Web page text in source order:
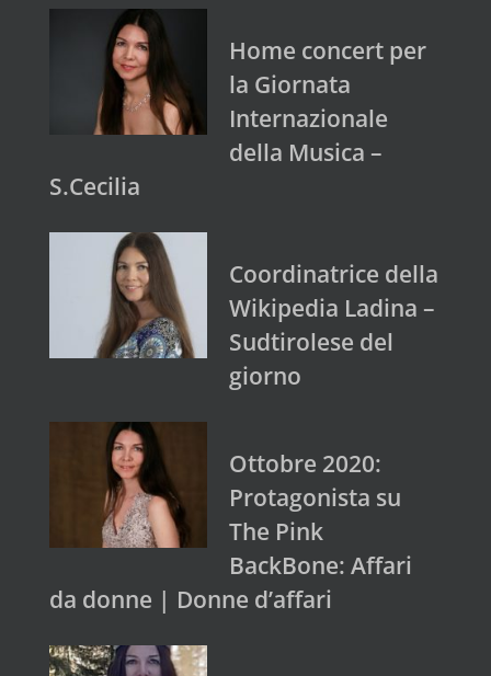
Home concert per
la Giornata
Internazionale
della Musica –
S.Cecilia
Coordinatrice della
Wikipedia Ladina –
Sudtirolese del
giorno
Ottobre 2020:
Protagonista su
The Pink
BackBone: Affari
da donne | Donne d’affari